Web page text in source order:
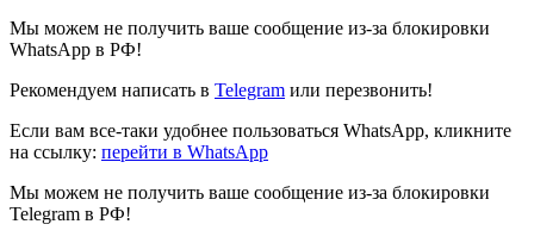
Мы можем не получить ваше сообщение из-за блокировки
WhatsApp в РФ!
Рекомендуем написать в Telegram или перезвонить!
Если вам все-таки удобнее пользоваться WhatsApp, кликните
на ссылку: перейти в WhatsApp
Мы можем не получить ваше сообщение из-за блокировки
Telegram в РФ!